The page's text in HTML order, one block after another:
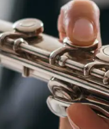
Contact